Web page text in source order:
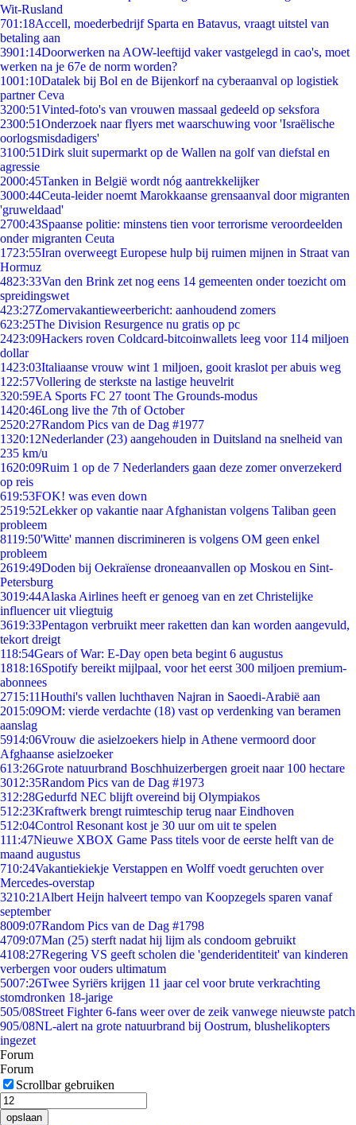
Wit-Rusland
701:18Accell, moederbedrijf Sparta en Batavus, vraagt uitstel van
betaling aan
3901:14Doorwerken na AOW-leeftijd vaker vastgelegd in cao's, moet
werken na je 67e de norm worden?
1001:10Datalek bij Bol en de Bijenkorf na cyberaanval op logistiek
partner Ceva
3200:51Vinted-foto's van vrouwen massaal gedeeld op seksfora
2300:51Onderzoek naar flyers met waarschuwing voor 'Israëlische
oorlogsmisdadigers'
3100:51Dirk sluit supermarkt op de Wallen na golf van diefstal en
agressie
2000:45Tanken in België wordt nóg aantrekkelijker
3000:44Ceuta-leider noemt Marokkaanse grensaanval door migranten
'gruweldaad'
2700:43Spaanse politie: minstens tien voor terrorisme veroordeelden
onder migranten Ceuta
1723:55Iran overweegt Europese hulp bij ruimen mijnen in Straat van
Hormuz
4823:33Van den Brink zet nog eens 14 gemeenten onder toezicht om
spreidingswet
423:27Zomervakantieweerbericht: aanhoudend zomers
623:25The Division Resurgence nu gratis op pc
2423:09Hackers roven Coldcard-bitcoinwallets leeg voor 114 miljoen
dollar
1423:03Italiaanse vrouw wint 1 miljoen, gooit kraslot per abuis weg
1 22:57Vollering de sterkste na lastige heuvelrit
320:59EA Sports FC 27 toont The Grounds-modus
1420:46Long live the 7th of October
2520:27Random Pics van de Dag #1977
1320:12Nederlander (23) aangehouden in Duitsland na snelheid van
235 km/u
1620:09Ruim 1 op de 7 Nederlanders gaan deze zomer onverzekerd
op reis
619:53FOK! was even down
2519:52Lekker op vakantie naar Afghanistan volgens Taliban geen
probleem
8119:50'Witte' mannen discrimineren is volgens OM geen enkel
probleem
2619:49Doden bij Oekraïense droneaanvallen op Moskou en Sint-
Petersburg
3019:44Alaska Airlines heeft er genoeg van en zet Christelijke
influencer uit vliegtuig
3619:33Pentagon verbruikt meer raketten dan kan worden aangevuld,
tekort dreigt
118:54Gears of War: E-Day open beta begint 6 augustus
1818:16Spotify bereikt mijlpaal, voor het eerst 300 miljoen premium-
abonnees
2715:11Houthi's vallen luchthaven Najran in Saoedi-Arabië aan
2015:09OM: vierde verdachte (18) vast op verdenking van beramen
aanslag
5914:06Vrouw die asielzoekers hielp in Athene vermoord door
Afghaanse asielzoeker
613:26Grote natuurbrand Boschhuizerbergen groeit naar 100 hectare
3012:35Random Pics van de Dag #1973
312:28Gedurfd NEC blijft overeind bij Olympiakos
512:23Kraftwerk brengt ruimteschip terug naar Eindhoven
512:04Control Resonant kost je 30 uur om uit te spelen
111:47Nieuwe XBOX Game Pass titels voor de eerste helft van de
maand augustus
710:24Vakantiekiekje Verstappen en Wolff voedt geruchten over
Mercedes-overstap
3210:21 Albert Heijn halveert tempo van Koopzegels sparen vanaf
september
8009:07Random Pics van de Dag #1798
4709:07Man (25) sterft nadat hij lijm als condoom gebruikt
4108:27Regering VS geeft scholen die 'genderidentiteit' van kinderen
verbergen voor ouders ultimatum
5007:26Twee Syriërs krijgen 11 jaar cel voor brute verkrachting
stomdronken 18-jarige
505/08Street Fighter 6-fans weer over de zeik vanwege nieuwste patch
905/08NL-alert na grote natuurbrand bij Oostrum, blushelikopters
ingezet
Forum
Forum
Scrollbar gebruiken
opslaan